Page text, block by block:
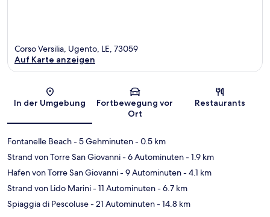
Karte
Corso Versilia, Ugento, LE, 73059
Auf Karte anzeigen
In der Umgebung
Fortbewegung vor
Ort
Restaurants
Fontanelle Beach- 5 Gehminuten- 0.5 km
Strand von Torre San Giovanni- 6 Autominuten- 1.9 km
Hafen von Torre San Giovanni- 9 Autominuten- 4.1 km
Strand von Lido Marini- 11 Autominuten- 6.7 km
Spiaggia di Pescoluse- 21 Autominuten- 14.8 km